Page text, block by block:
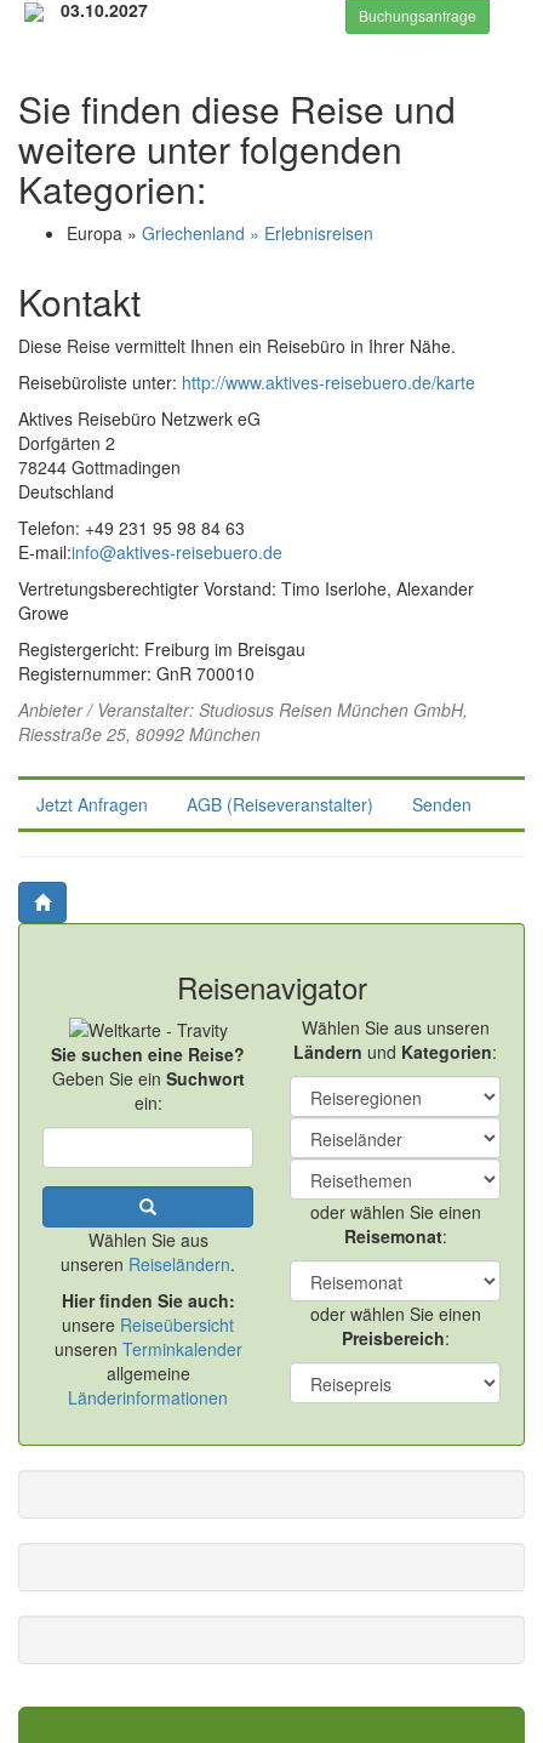
03.10.2027 Buchungsanfrage
Sie finden diese Reise und
weitere unter folgenden
Kategorien:
Europa » Griechenland » Erlebnisreisen
Kontakt
Diese Reise vermittelt Ihnen ein Reisebüro in Ihrer Nähe.
Reisebüroliste unter: http://www.aktives-reisebuero.de/karte
Aktives Reisebüro Netzwerk eG
Dorfgärten 2
78244 Gottmadingen
Deutschland
Telefon: +49 231 95 98 84 63
E-mail:info@aktives-reisebuero.de
Vertretungsberechtigter Vorstand: Timo Iserlohe, Alexander
Growe
Registergericht: Freiburg im Breisgau
Registernummer: GnR 700010
Anbieter / Veranstalter: Studiosus Reisen München GmbH,
Riesstraße 25, 80992 München
Jetzt Anfragen AGB (Reiseveranstalter) Senden
Reisenavigator
Sie suchen eine Reise?
Geben Sie ein Suchwort
ein:
Wählen Sie aus
unseren Reiseländern.
Hier finden Sie auch:
unsere Reiseübersicht
unseren Terminkalender
allgemeine
Länderinformationen
Wählen Sie aus unseren
Ländern und Kategorien:
oder wählen Sie einen
Reisemonat:
oder wählen Sie einen
Preisbereich: